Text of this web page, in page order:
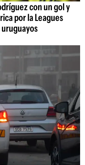
con un gol y
por la Leagues